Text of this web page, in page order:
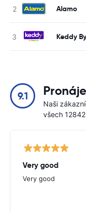
Alamo
Keddy
9.1
Naši
všech 12842
Very good
Very good